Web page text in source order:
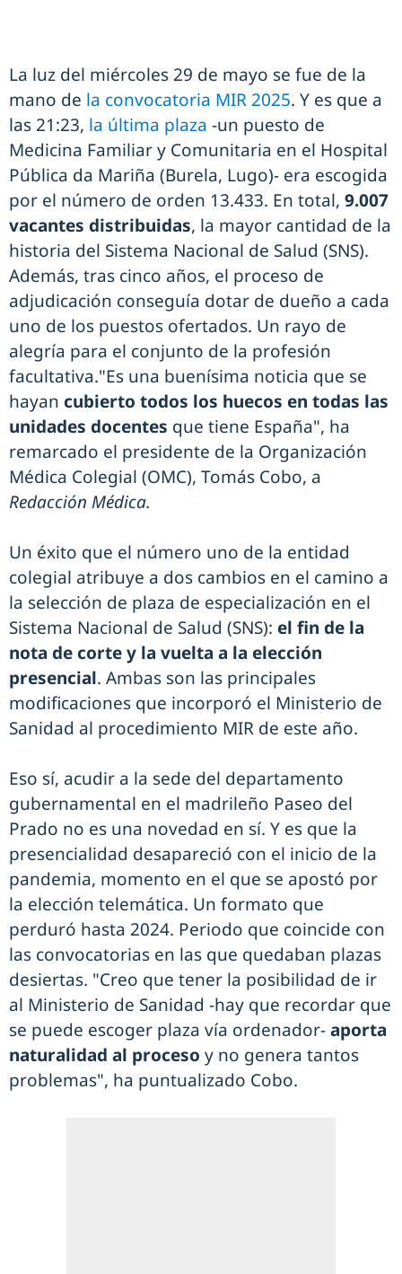
La luz del miércoles 29 de mayo se fue de la
mano de la convocatoria MIR 2025. Y es que a
las 21:23, la última plaza -un puesto de
Medicina Familiar y Comunitaria en el Hospital
Pública da Mariña (Burela, Lugo)- era escogida
por el número de orden 13.433. En total, 9.007
vacantes distribuidas, la mayor cantidad de la
historia del Sistema Nacional de Salud (SNS).
Además, tras cinco años, el proceso de
adjudicación conseguía dotar de dueño a cada
uno de los puestos ofertados. Un rayo de
alegría para el conjunto de la profesión
facultativa."Es una buenísima noticia que se
hayan cubierto todos los huecos en todas las
unidades docentes que tiene España", ha
remarcado el presidente de la Organización
Médica Colegial (OMC), Tomás Cobo, a
Redacción Médica.
Un éxito que el número uno de la entidad
colegial atribuye a dos cambios en el camino a
la selección de plaza de especialización en el
Sistema Nacional de Salud (SNS): el fin de la
nota de corte y la vuelta a la elección
presencial. Ambas son las principales
modificaciones que incorporó el Ministerio de
Sanidad al procedimiento MIR de este año.
Eso sí, acudir a la sede del departamento
gubernamental en el madrileño Paseo del
Prado no es una novedad en sí. Y es que la
presencialidad desapareció con el inicio de la
pandemia, momento en el que se apostó por
la elección telemática. Un formato que
perduró hasta 2024. Periodo que coincide con
las convocatorias en las que quedaban plazas
desiertas. "Creo que tener la posibilidad de ir
al Ministerio de Sanidad -hay que recordar que
se puede escoger plaza vía ordenador-aporta
naturalidad al proceso y no genera tantos
problemas", ha puntualizado Cobo.